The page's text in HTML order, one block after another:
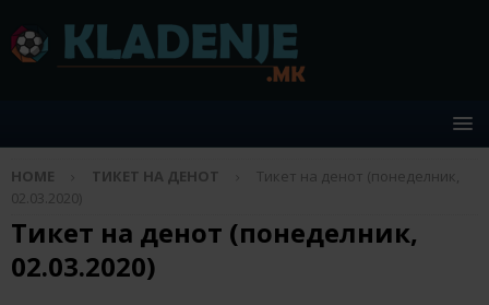
HOME ТИКЕТ НА ДЕНОТ
Тикет на денот (понеделник,
02.03.2020)
Тикет на денот (понеделник,
02.03.2020)